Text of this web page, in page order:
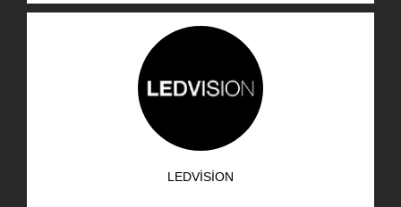
LEDVISION